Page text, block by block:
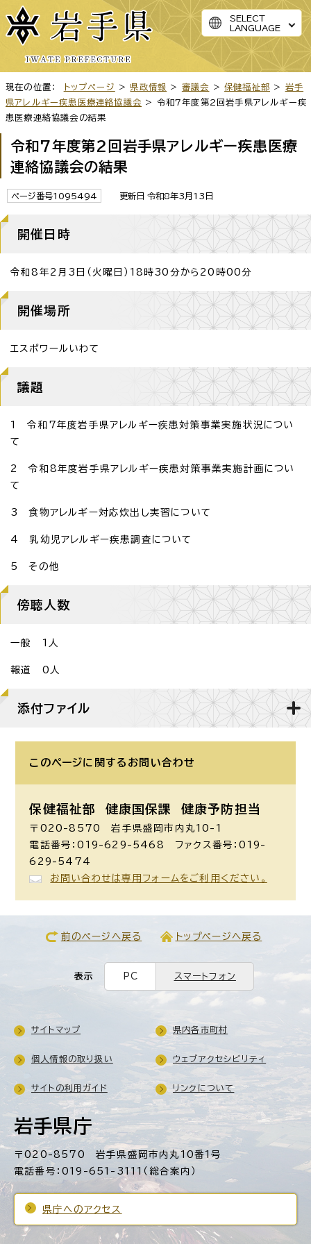
SELECT
LANGUAGE
現在の位置： トップページ > 県政情報 > 審議会 >保健福祉部 > 岩手
県アレルギー疾患医療連絡協議会 > 令和7年度第2回岩手県アレルギー疾
患医療連絡協議会の結果
令和7年度第2回岩手県アレルギー疾患医療
連絡協議会の結果
ページ番号1095494 更新日 令和8年3月13日
開催日時
令和8年2月3日（火曜日）18時30分から20時00分
開催場所
エスポワールいわて
議題
1 令和7年度岩手県アレルギー疾患対策事業実施状況につい
て
2 令和8年度岩手県アレルギー疾患対策事業実施計画につい
て
3 食物アレルギー対応炊出し実習について
4 乳幼児アレルギー疾患調査について
5 その他
傍聴人数
一般 1人
報道 0人
添付ファイル
このページに関する お問い合わせ
保健福祉部 健康国保課 健康予防担当
〒020-8570 岩手県盛岡市内丸10-1
電話番号：019-629-5468 ファクス番号：019-
629-5474
お問い合わせは専用フォームをご利用ください。
前のページへ戻る トップページへ戻る
表示 PC スマートフォン
岩手県庁
〒020-8570 岩手県盛岡市内丸10番1号
電話番号：019-651-3111（総合案内）
県庁へのアクセス
サイトマップ 県内各市町村
個人情報の取り扱い ウェブアクセシビリティ
サイトの利用ガイド リンクについて